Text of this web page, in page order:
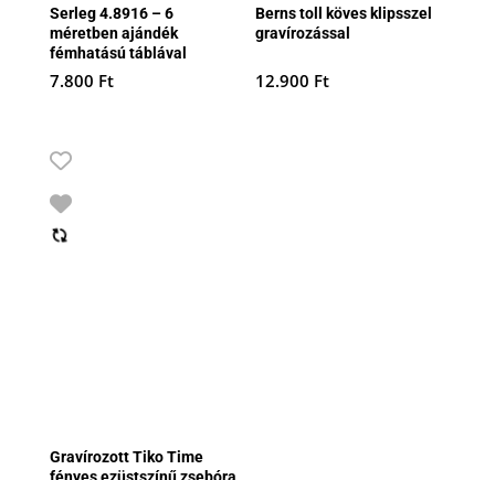
Serleg 4.8916 – 6
méretben ajándék
fémhatású táblával
7.800 Ft
Berns toll köves klipsszel
gravírozással
12.900 Ft
Gravírozott Tiko Time